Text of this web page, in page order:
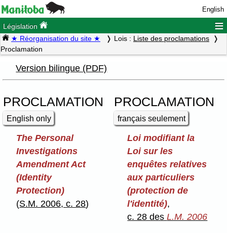
English
Législation ≡
★ Réorganisation du site ★ Lois : Liste des proclamations
Proclamation
Version bilingue (PDF)
PROCLAMATION
English only
PROCLAMATION
français seulement
The Personal
Investigations
Amendment Act
(Identity
Protection)
(S.M. 2006, c. 28)
Loi modifiant la
Loi sur les
enquêtes relatives
aux particuliers
(protection de
l'identité),
c. 28 desL.M. 2006